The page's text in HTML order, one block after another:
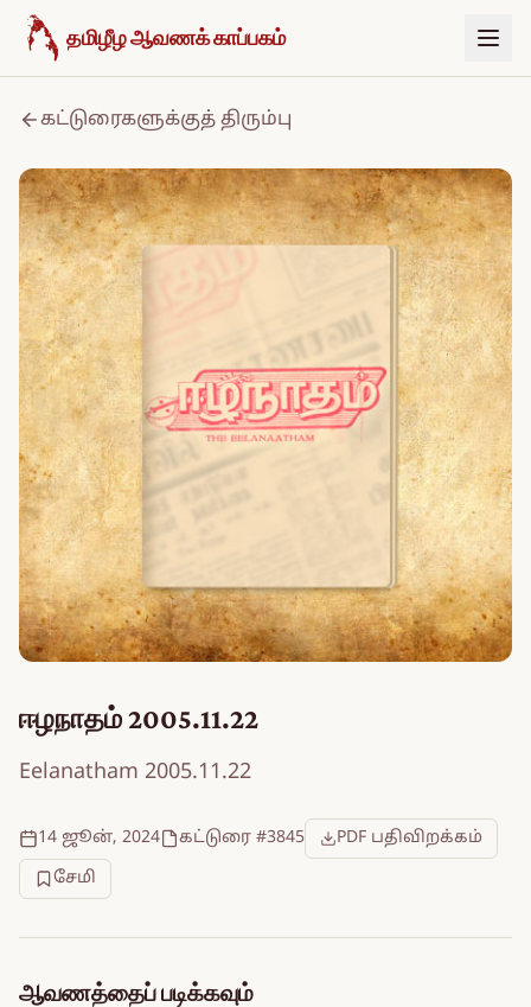
உள்ளடக்கத்திற்குச் செல்க
தமிழீழ ஆவணக் காப்பகம்
கட்டுரைகளுக்குத் திரும்பு
ஈழநாதம் 2005.11.22
Eelanatham 2005.11.22
14 ஜூன், 2024 கட்டுரை #3845
PDF பதிவிறக்கம்
சேமி
ஆவணத்தைப் படிக்கவும்